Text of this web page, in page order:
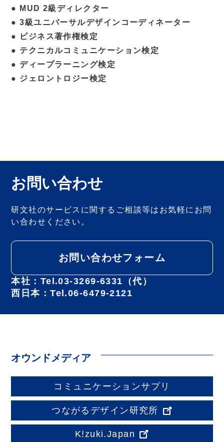
● MUD 2級ディレクター
● 3級ユニバーサルデザインコーディネーター
● ビジネス著作権検定
● テクニカルコミュニケーション検定
● ディープラーニング検定
● ジェロントロジー検定
お問い合わせ
研文社のサービスに関するご相談等は お気軽にお問
い合わせください。
お問い合わせフォーム
本社：Tel.03-3269-6331（代）
西日本：Tel.06-6479-2121
オウンドメディア
コミュニケーションサプリ
つながるデザイン研究所
K!zuki.Japan